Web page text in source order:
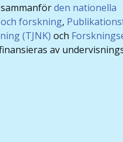
den nationella
forskning,
(TJNK) och
av